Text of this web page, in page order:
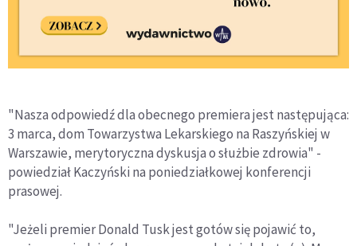
"Nasza odpowiedź dla obecnego premiera jest następująca:
3 marca, dom Towarzystwa Lekarskiego na Raszyńskiej w
Warszawie, merytoryczna dyskusja o służbie zdrowia" -
powiedział Kaczyński na poniedziałkowej konferencji
prasowej.
"Jeżeli premier Donald Tusk jest gotów się pojawić to,